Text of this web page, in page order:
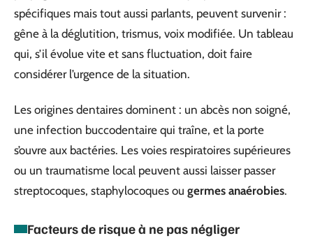
spécifiques mais tout aussi parlants, peuvent survenir :
gêne à la déglutition, trismus, voix modifiée. Un tableau
qui, s’il évolue vite et sans fluctuation, doit faire
considérer l’urgence de la situation.
Les origines dentaires dominent : un abcès non soigné,
une infection buccodentaire qui traîne, et la porte
s’ouvre aux bactéries. Les voies respiratoires supérieures
ou un traumatisme local peuvent aussi laisser passer
streptocoques, staphylocoques ou germes anaérobies.
Facteurs de risque à ne pas négliger